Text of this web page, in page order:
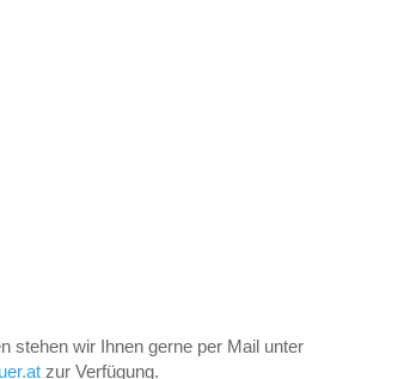
stehen wir Ihnen gerne per Mail unter
zur Verfügung.